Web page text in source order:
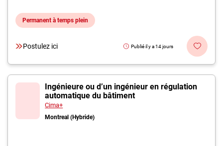
Permanent à temps plein
Postulez ici Publié il y a 14 jours
Ingénieure ou d’un ingénieur en régulation
automatique du bâtiment
Cima+
Montreal (Hybride)